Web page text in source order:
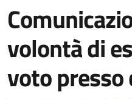
volontà di
voto presso